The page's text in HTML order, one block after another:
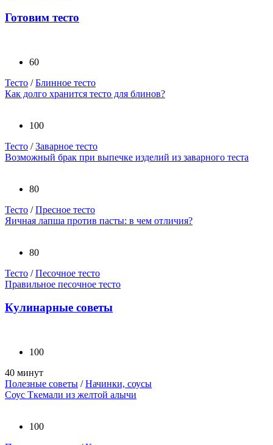
Готовим тесто
60
Тесто /Блинное тесто
Как долго хранится тесто для блинов?
100
Тесто /Заварное тесто
Возможный брак при выпечке изделий из заварного теста
80
Тесто /Пресное тесто
Яичная лапша против пасты: в чем отличия?
80
Тесто /Песочное тесто
Правильное песочное тесто
Кулинарные советы
100
40 минут
Полезные советы /Начинки, соусы
Соус Ткемали из желтой алычи
100